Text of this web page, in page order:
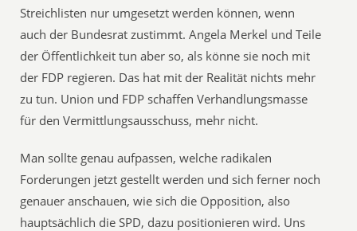
Streichlisten nur umgesetzt werden können, wenn
auch der Bundesrat zustimmt. Angela Merkel und Teile
der Öffentlichkeit tun aber so, als könne sie noch mit
der FDP regieren. Das hat mit der Realität nichts mehr
zu tun. Union und FDP schaffen Verhandlungsmasse
für den Vermittlungsausschuss, mehr nicht.
Man sollte genau aufpassen, welche radikalen
Forderungen jetzt gestellt werden und sich ferner noch
genauer anschauen, wie sich die Opposition, also
hauptsächlich die SPD, dazu positionieren wird. Uns